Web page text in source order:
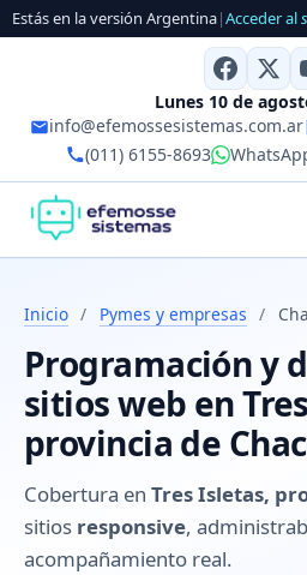
Estás en la versión Argentina|Acceder al
Lunes 10 de
info@efemossesistemas.com.ar
(011) 6155-8693
Inicio / Pymes y empresas /
Programación y
sitios web en
provincia de
Cobertura en Tres Isletas,
sitios responsive,
acompañamiento real.